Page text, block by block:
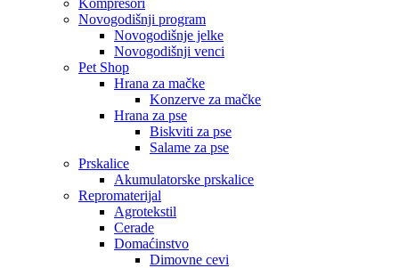
Kompresori
Novogodišnji program
Novogodišnje jelke
Novogodišnji venci
Pet Shop
Hrana za mačke
Konzerve za mačke
Hrana za pse
Biskviti za pse
Salame za pse
Prskalice
Akumulatorske prskalice
Repromaterijal
Agrotekstil
Cerade
Domaćinstvo
Dimovne cevi